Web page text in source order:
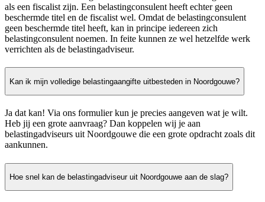
als een fiscalist zijn. Een belastingconsulent heeft echter geen
beschermde titel en de fiscalist wel. Omdat de belastingconsulent
geen beschermde titel heeft, kan in principe iedereen zich
belastingconsulent noemen. In feite kunnen ze wel hetzelfde werk
verrichten als de belastingadviseur.
Kan ik mijn volledige belastingaangifte uitbesteden in Noordgouwe?
Ja dat kan! Via ons formulier kun je precies aangeven wat je wilt.
Heb jij een grote aanvraag? Dan koppelen wij je aan
belastingadviseurs uit Noordgouwe die een grote opdracht zoals dit
aankunnen.
Hoe snel kan de belastingadviseur uit Noordgouwe aan de slag?